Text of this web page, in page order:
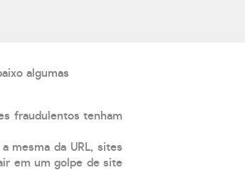
algumas
fraudulentos tenham
mesma da URL, sites
em um golpe de site